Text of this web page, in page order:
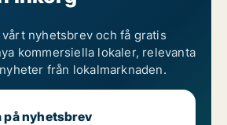
nyhetsbrev och få gratis
kommersiella lokaler, relevanta
från lokalmarknaden.
på nyhetsbrev